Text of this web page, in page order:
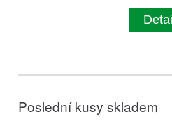
Poslední kusy skladem